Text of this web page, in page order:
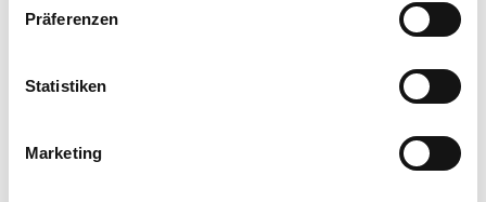
Präferenzen
Statistiken
Marketing
Lieferumfang: 1 Stück je Verpackungseinheit (VE)